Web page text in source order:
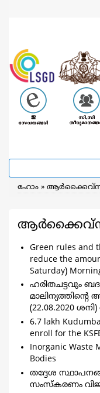
Breadcrumb
ഹോം
Green rules and
reduce the
Saturday)
ഹരിതചട്ടവും
(22.08.2020
6.7 lakh
enroll for the
Inorganic Waste
Bodies
തദ്ദേശ
സംസ്‌കരണം